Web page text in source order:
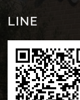
LINE